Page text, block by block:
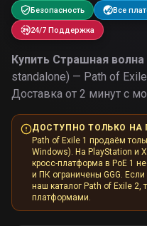
Безопасность Все
24/7 Поддержка
Купить Страшная волна
standalone) — Path of Exile
Доставка от 2 минут с
ДОСТУПНО ТОЛЬКО НА
Path of Exile 1 продаём
Windows). На PlayStation и
кросс-платформа в PoE 1
и ПК ограничены GGG.
наш каталог Path of Exile 2,
платформами.